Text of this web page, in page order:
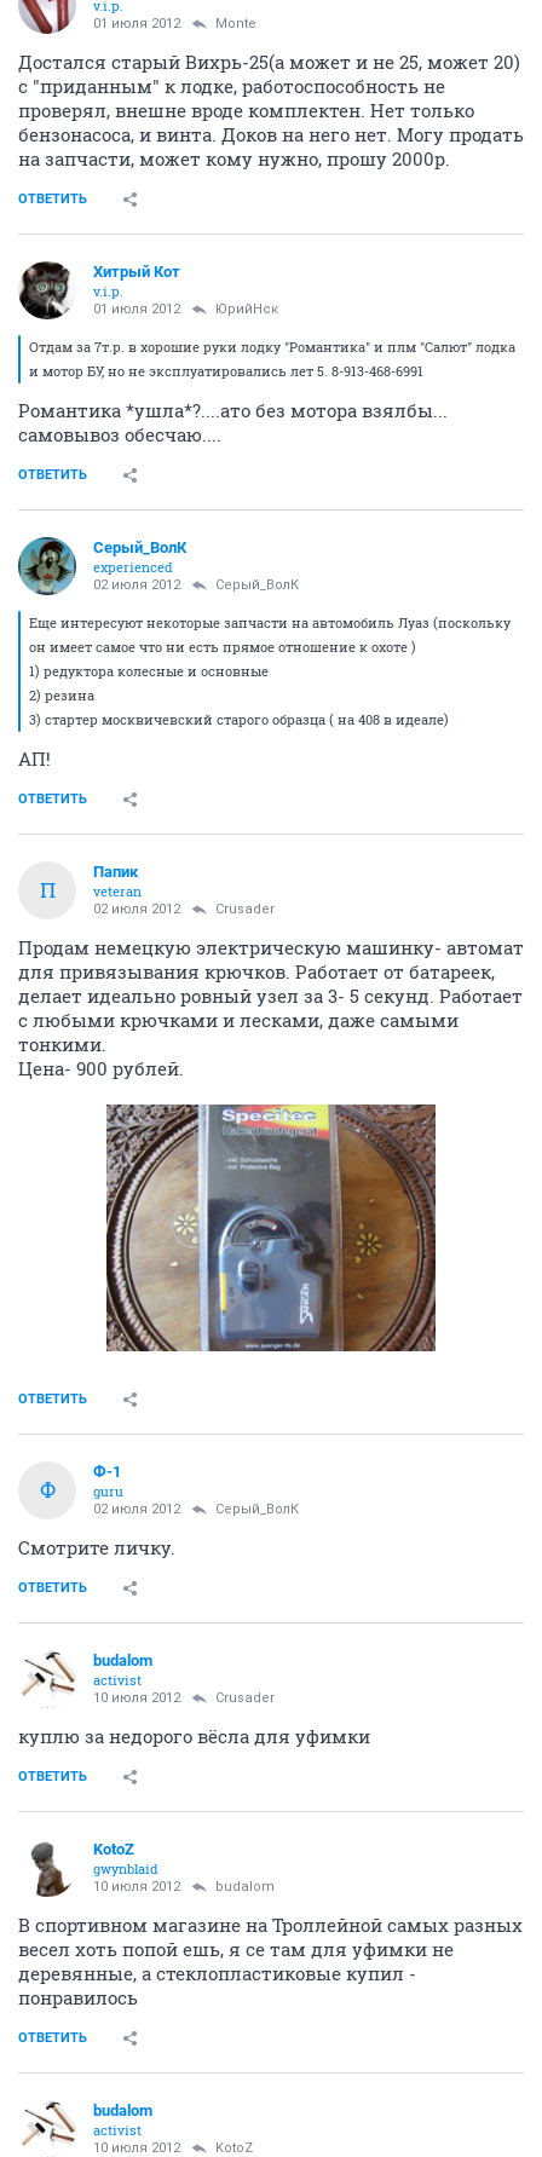
v.i.p.
01 июля 2012 Monte
Достался старый Вихрь-25(а может и не 25, может 20)
с "приданным" к лодке, работоспособность не
проверял, внешне вроде комплектен. Нет только
бензонасоса, и винта. Доков на него нет. Могу продать
на запчасти, может кому нужно, прошу 2000р.
ОТВЕТИТЬ
Хитрый Кот
v.i.p.
01 июля 2012 ЮрийНск
Отдам за 7т.р. в хорошие руки лодку "Романтика" и плм "Салют" лодка
и мотор БУ, но не эксплуатировались лет 5. 8-913-468-6991
Романтика *ушла*?....ато без мотора взялбы...
самовывоз обесчаю....
ОТВЕТИТЬ
Серый_ВолК
experienced
02 июля 2012 Серый_ВолК
Еще интересуют некоторые запчасти на автомобиль Луаз (поскольку
он имеет самое что ни есть прямое отношение к охоте )
1) редуктора колесные и основные
2) резина
3) стартер москвичевский старого образца ( на 408 в идеале)
АП!
ОТВЕТИТЬ
П
Папик
veteran
02 июля 2012 Crusader
Продам немецкую электрическую машинку- автомат
для привязывания крючков. Работает от батареек,
делает идеально ровный узел за 3- 5 секунд. Работает
с любыми крючками и лесками, даже самыми
тонкими.
Цена- 900 рублей.
ОТВЕТИТЬ
Ф
Ф-1
guru
02 июля 2012 Серый_ВолК
Смотрите личку.
ОТВЕТИТЬ
budalom
activist
10 июля 2012 Crusader
куплю за недорого вёсла для уфимки
ОТВЕТИТЬ
KotoZ
gwynblaid
10 июля 2012 budalom
В спортивном магазине на Троллейной самых разных
весел хоть попой ешь, я се там для уфимки не
деревянные, а стеклопластиковые купил -
понравилось
ОТВЕТИТЬ
budalom
activist
10 июля 2012 KotoZ